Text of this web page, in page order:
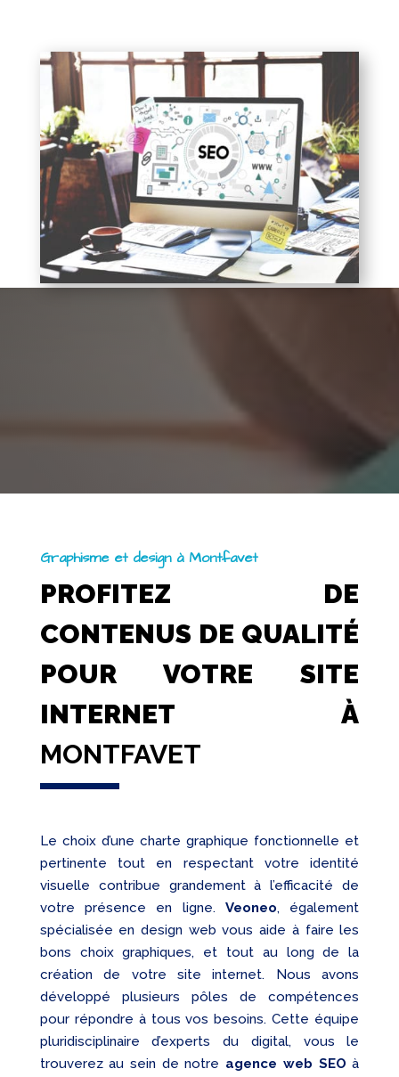
Graphisme et design à Montfavet
PROFITEZ DE
CONTENUS DE QUALITÉ
POUR VOTRE SITE
INTERNET À
MONTFAVET
Le choix d’une charte graphique fonctionnelle et
pertinente tout en respectant votre identité
visuelle contribue grandement à l’efficacité de
votre présence en ligne. Veoneo, également
spécialisée en design web vous aide à faire les
bons choix graphiques, et tout au long de la
création de votre site internet. Nous avons
développé plusieurs pôles de compétences
pour répondre à tous vos besoins. Cette équipe
pluridisciplinaire d’experts du digital, vous le
trouverez au sein de notre agence web SEO à